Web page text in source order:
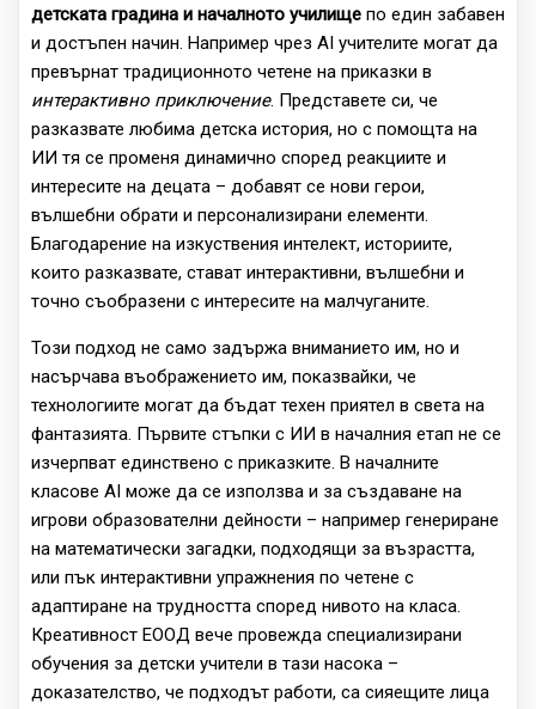
детската градина и началното училище по един забавен
и достъпен начин. Например чрез AI учителите могат да
превърнат традиционното четене на приказки в
интерактивно приключение. Представете си, че
разказвате любима детска история, но с помощта на
ИИ тя се променя динамично според реакциите и
интересите на децата – добавят се нови герои,
вълшебни обрати и персонализирани елементи.
Благодарение на изкуствения интелект, историите,
които разказвате, стават интерактивни, вълшебни и
точно съобразени с интересите на малчуганите.
Този подход не само задържа вниманието им, но и
насърчава въображението им, показвайки, че
технологиите могат да бъдат техен приятел в света на
фантазията. Първите стъпки с ИИ в началния етап не се
изчерпват единствено с приказките. В началните
класове AI може да се използва и за създаване на
игрови образователни дейности – например генериране
на математически загадки, подходящи за възрастта,
или пък интерактивни упражнения по четене с
адаптиране на трудността според нивото на класа.
Креативност ЕООД вече провежда специализирани
обучения за детски учители в тази насока –
доказателство, че подходът работи, са сияещите лица